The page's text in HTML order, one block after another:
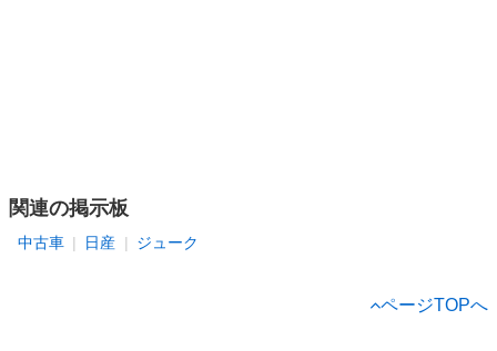
関連の掲示板
中古車 日産 ジューク
ページTOPへ